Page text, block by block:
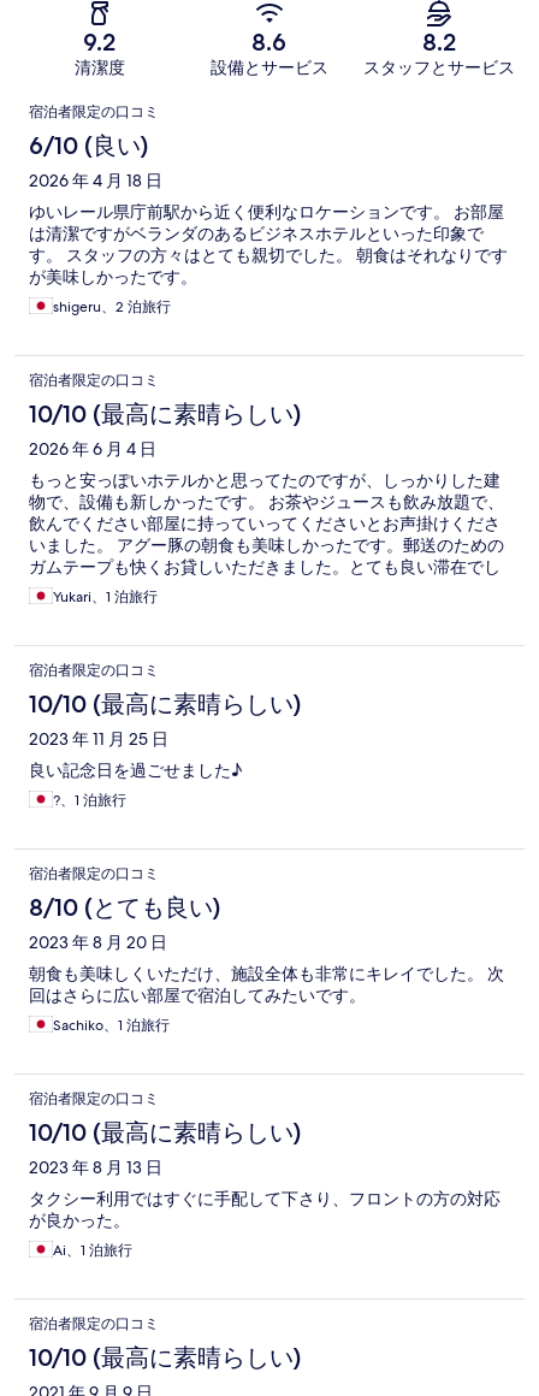
9.2
清潔度
8.6
設備とサービス
8.2
スタッフとサービス
口
コ
ミ
宿泊者限定の口コミ
6/10 (良い)
2026 年 4 月 18 日
ゆいレール県庁前駅から近く便利なロケーションです。 お部屋
は清潔ですがベランダのあるビジネスホテルといった印象で
す。 スタッフの方々はとても親切でした。 朝食はそれなりです
が美味しかったです。
shigeru、2 泊旅行
宿泊者限定の口コミ
10/10 (最高に素晴らしい)
2026 年 6 月 4 日
もっと安っぽいホテルかと思ってたのですが、しっかりした建
物で、設備も新しかったです。 お茶やジュースも飲み放題で、
飲んでください部屋に持っていってくださいとお声掛けくださ
いました。 アグー豚の朝食も美味しかったです。郵送のための
ガムテープも快くお貸しいただきました。とても良い滞在でし
た、ありがとうございました！
Yukari、1 泊旅行
宿泊者限定の口コミ
10/10 (最高に素晴らしい)
2023 年 11 月 25 日
良い記念日を過ごせました♪
?、1 泊旅行
宿泊者限定の口コミ
8/10 (とても良い)
2023 年 8 月 20 日
朝食も美味しくいただけ、施設全体も非常にキレイでした。 次
回はさらに広い部屋で宿泊してみたいです。
Sachiko、1 泊旅行
宿泊者限定の口コミ
10/10 (最高に素晴らしい)
2023 年 8 月 13 日
タクシー利用ではすぐに手配して下さり、フロントの方の対応
が良かった。
Ai、1 泊旅行
宿泊者限定の口コミ
10/10 (最高に素晴らしい)